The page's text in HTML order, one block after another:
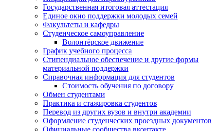
Государственная итоговая аттестация
Единое окно поддержки молодых семей
Факультеты и кафедры
Студенческое самоуправление
Волонтёрское движение
График учебного процесса
Стипендиальное обеспечение и другие формы
материальной поддержки
Справочная информация для студентов
Cтоимость обучения по договору
Обмен студентами
Практика и стажировка студентов
Перевод из других вузов и внутри академии
Оформление студенческих проездных документов
Официальные сообщества вконтакте